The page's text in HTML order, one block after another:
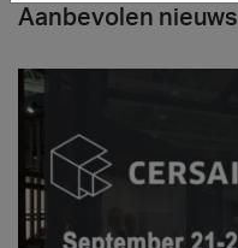
Aanbevolen nieuws